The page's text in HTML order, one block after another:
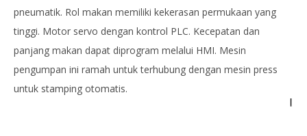
pneumatik. Rol makan memiliki kekerasan permukaan yang
tinggi. Motor servo dengan kontrol PLC. Kecepatan dan
panjang makan dapat diprogram melalui HMI. Mesin
pengumpan ini ramah untuk terhubung dengan mesin press
untuk stamping otomatis.